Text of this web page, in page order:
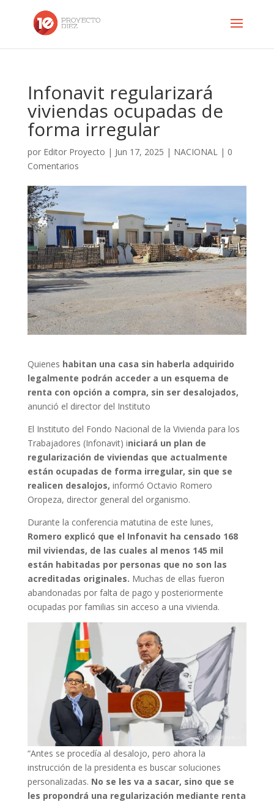
Infonavit regularizará
viviendas ocupadas de
forma irregular
por Editor Proyecto | Jun 17, 2025 | NACIONAL| 0
Comentarios
Quienes habitan una casa sin haberla adquirido
legalmente podrán acceder a un esquema de
renta con opción a compra, sin ser desalojados,
anunció el director del Instituto
El Instituto del Fondo Nacional de la Vivienda para los
Trabajadores (Infonavit) iniciará un plan de
regularización de viviendas que actualmente
están ocupadas de forma irregular, sin que se
realicen desalojos, informó Octavio Romero
Oropeza, director general del organismo.
Durante la conferencia matutina de este lunes,
Romero explicó que el Infonavit ha censado 168
mil viviendas, de las cuales al menos 145 mil
están habitadas por personas que no son las
acreditadas originales. Muchas de ellas fueron
abandonadas por falta de pago y posteriormente
ocupadas por familias sin acceso a una vivienda.
“Antes se procedía al desalojo, pero ahora la
instrucción de la presidenta es buscar soluciones
personalizadas. No se les va a sacar, sino que se
les propondrá una regularización mediante renta